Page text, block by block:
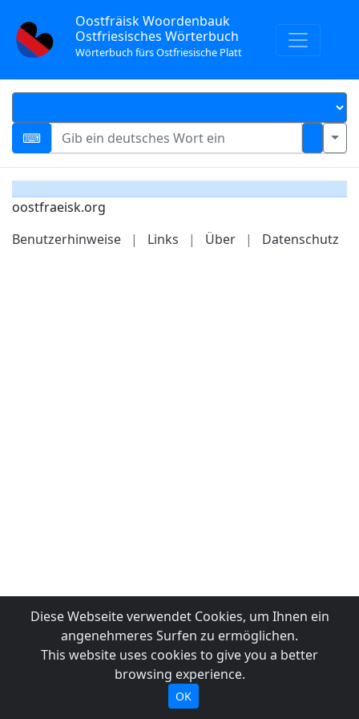
Oostfräisk Woordenbauk
Ostfriesisches Wörterbuch
Wörterbuch fürs Ostfriesische Platt
oostfraeisk.org
Benutzerhinweise
| Links | Über | Datenschutz
Diese Webseite verwendet Cookies, um Ihnen ein
angenehmeres Surfen zu ermöglichen.
This website uses cookies to give you a better
browsing experience.
OK